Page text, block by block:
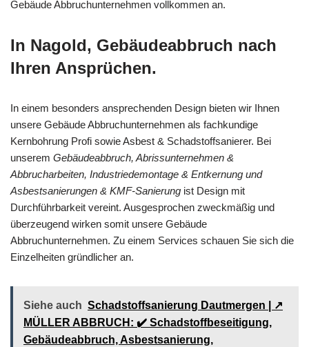
Gebäude Abbruchunternehmen vollkommen an.
In Nagold, Gebäudeabbruch nach
Ihren Ansprüchen.
In einem besonders ansprechenden Design bieten wir Ihnen
unsere Gebäude Abbruchunternehmen als fachkundige
Kernbohrung Profi sowie Asbest & Schadstoffsanierer. Bei
unserem Gebäudeabbruch, Abrissunternehmen &
Abbrucharbeiten, Industriedemontage & Entkernung und
Asbestsanierungen & KMF-Sanierung ist Design mit
Durchführbarkeit vereint. Ausgesprochen zweckmäßig und
überzeugend wirken somit unsere Gebäude
Abbruchunternehmen. Zu einem Services schauen Sie sich die
Einzelheiten gründlicher an.
Siehe auch Schadstoffsanierung Dautmergen | ↗️
MÜLLER ABBRUCH: ✔️ Schadstoffbeseitigung,
Gebäudeabbruch, Asbestsanierung,